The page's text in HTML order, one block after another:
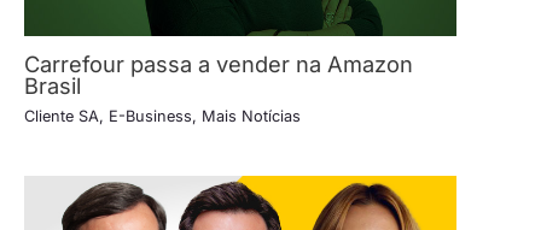
Carrefour passa a vender na Amazon
Brasil
Cliente SA, E-Business, Mais Notícias